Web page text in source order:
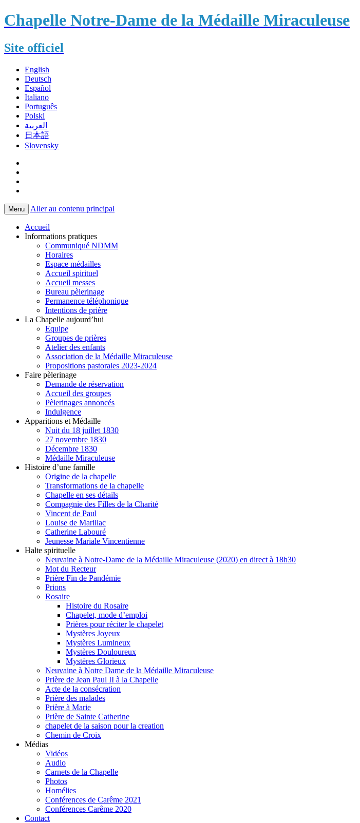
Chapelle Notre-Dame de la Médaille Miraculeuse
Site officiel
English
Deutsch
Español
Italiano
Português
Polski
العربية
日本語
Slovensky
Menu Aller au contenu principal
Accueil
Informations pratiques
Communiqué NDMM
Horaires
Espace médailles
Accueil spirituel
Accueil messes
Bureau pèlerinage
Permanence téléphonique
Intentions de prière
La Chapelle aujourd’hui
Equipe
Groupes de prières
Atelier des enfants
Association de la Médaille Miraculeuse
Propositions pastorales 2023-2024
Faire pèlerinage
Demande de réservation
Accueil des groupes
Pèlerinages annoncés
Indulgence
Apparitions et Médaille
Nuit du 18 juillet 1830
27 novembre 1830
Décembre 1830
Médaille Miraculeuse
Histoire d’une famille
Origine de la chapelle
Transformations de la chapelle
Chapelle en ses détails
Compagnie des Filles de la Charité
Vincent de Paul
Louise de Marillac
Catherine Labouré
Jeunesse Mariale Vincentienne
Halte spirituelle
Neuvaine à Notre-Dame de la Médaille Miraculeuse (2020) en direct à 18h30
Mot du Recteur
Prière Fin de Pandémie
Prions
Rosaire
Histoire du Rosaire
Chapelet, mode d’emploi
Prières pour réciter le chapelet
Mystères Joyeux
Mystères Lumineux
Mystères Douloureux
Mystères Glorieux
Neuvaine à Notre Dame de la Médaille Miraculeuse
Prière de Jean Paul II à la Chapelle
Acte de la consécration
Prière des malades
Prière à Marie
Prière de Sainte Catherine
chapelet de la saison pour la creation
Chemin de Croix
Médias
Vidéos
Audio
Carnets de la Chapelle
Photos
Homélies
Conférences de Carême 2021
Conférences Carême 2020
Contact